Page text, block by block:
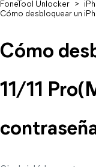
FoneTool Unlocker >
Cómo desbloquear un
Cómo
11/11